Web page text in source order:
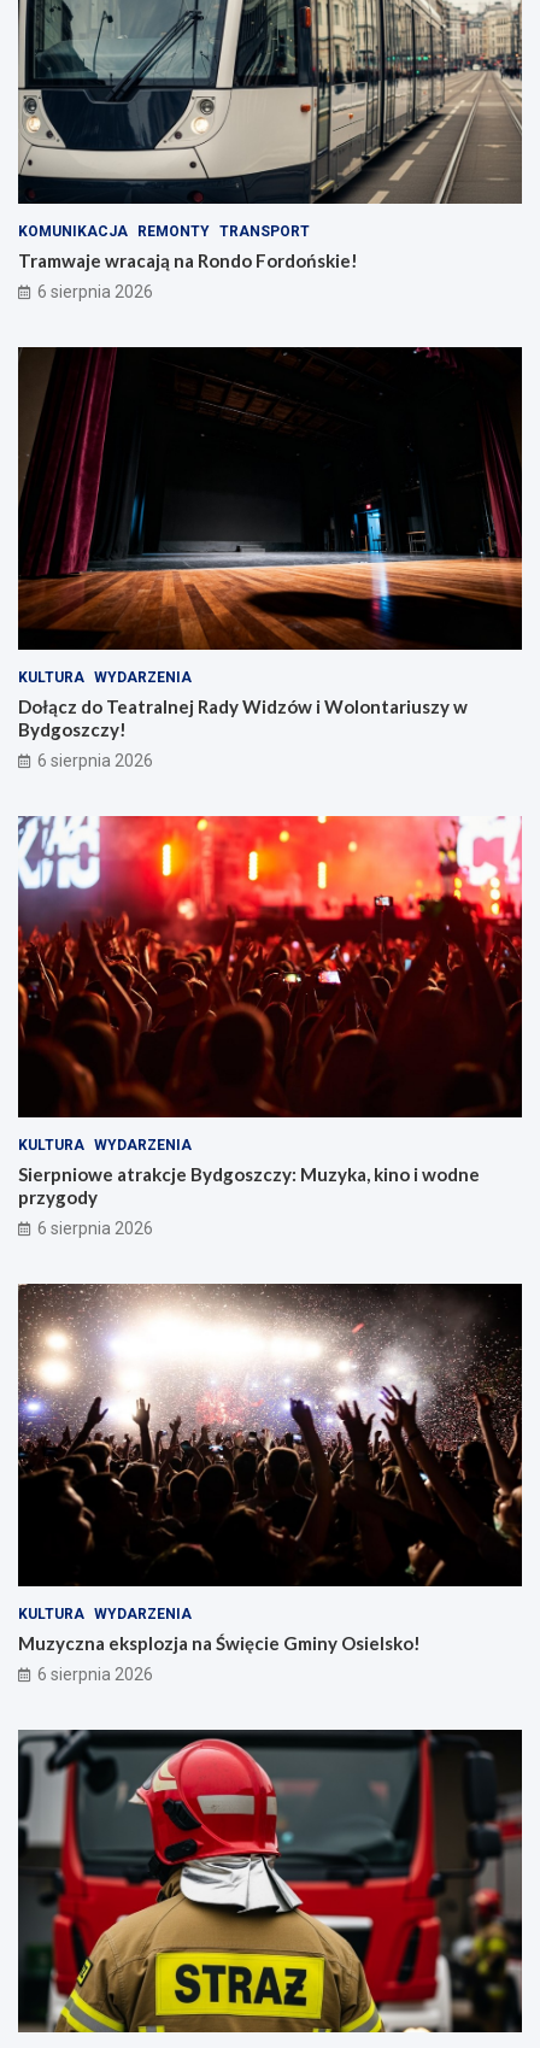
KOMUNIKACJA REMONTY TRANSPORT
Tramwaje wracają na Rondo Fordońskie!
6 sierpnia 2026
KULTURA WYDARZENIA
Dołącz do Teatralnej Rady Widzów i Wolontariuszy w
Bydgoszczy!
6 sierpnia 2026
KULTURA WYDARZENIA
Sierpniowe atrakcje Bydgoszczy: Muzyka, kino i wodne
przygody
6 sierpnia 2026
KULTURA WYDARZENIA
Muzyczna eksplozja na Święcie Gminy Osielsko!
6 sierpnia 2026